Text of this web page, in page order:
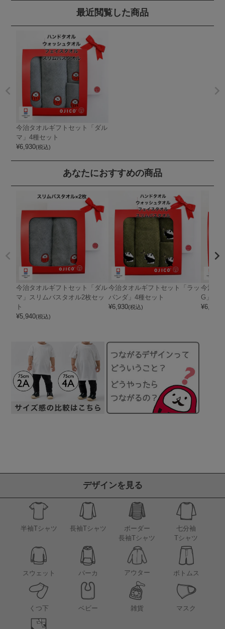
最近閲覧した商品
今治タオルギフトセット「ダル
マ」4種セット
¥6,930(税込)
あなたにおすすめの商品
今治タオルギフトセット「ダル
マ」スリムバスタオル2枚セッ
ト
¥5,940(税込)
今治タオルギフトセット「ラッ
パンダ」4種セット
¥6,930(税込)
今治タ
G」4種
¥6,930
デザインを見る
半袖Tシャツ 長袖Tシャツ
ボーダー
長袖Tシャツ
七分袖
Tシャツ
スウェット パーカ アウター ボトムス
くつ下 ベビー 雑貨 マスク